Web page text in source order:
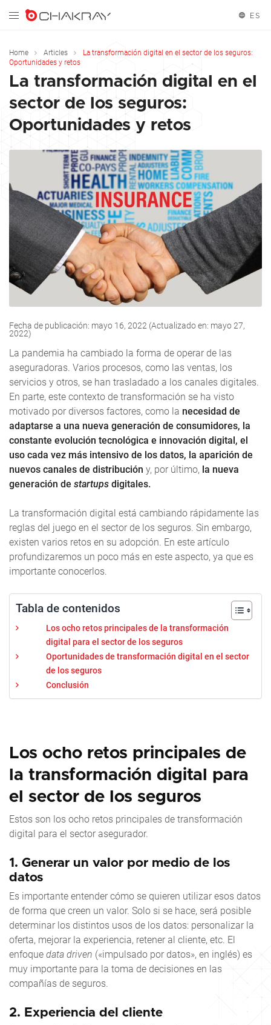
ES
Español
Home Articles
La transformación digital en el sector de los seguros:
Oportunidades y retos
La transformación digital en el
sector de los seguros:
Oportunidades y retos
Fecha de publicación: mayo 16, 2022 (Actualizado en: mayo 27,
2022)
La pandemia ha cambiado la forma de operar de las
aseguradoras. Varios procesos, como las ventas, los
servicios y otros, se han trasladado a los canales digitales.
En parte, este contexto de transformación se ha visto
motivado por diversos factores, como la necesidad de
adaptarse a una nueva generación de consumidores, la
constante evolución tecnológica e innovación digital, el
uso cada vez más intensivo de los datos, la aparición de
nuevos canales de distribución y, por último, la nueva
generación de startups digitales.
La transformación digital está cambiando rápidamente las
reglas del juego en el sector de los seguros. Sin embargo,
existen varios retos en su adopción. En este artículo
profundizaremos un poco más en este aspecto, ya que es
importante conocerlos.
Tabla de contenidos
Los ocho retos principales de la transformación
digital para el sector de los seguros
Oportunidades de transformación digital en el sector
de los seguros
Conclusión
Los ocho retos principales de
la transformación digital para
el sector de los seguros
Estos son los ocho retos principales de transformación
digital para el sector asegurador.
1. Generar un valor por medio de los
datos
Es importante entender cómo se quieren utilizar esos datos
de forma que creen un valor. Solo si se hace, será posible
determinar los distintos usos de los datos: personalizar la
oferta, mejorar la experiencia, retener al cliente, etc. El
enfoque data driven («impulsado por datos», en inglés) es
muy importante para la toma de decisiones en las
compañías de seguros.
2. Experiencia del cliente